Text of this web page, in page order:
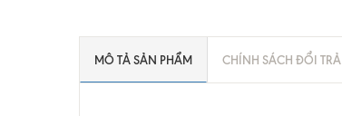
MÔ TẢ SẢN PHẨM CHÍNH SÁCH ĐỔI TRẢ